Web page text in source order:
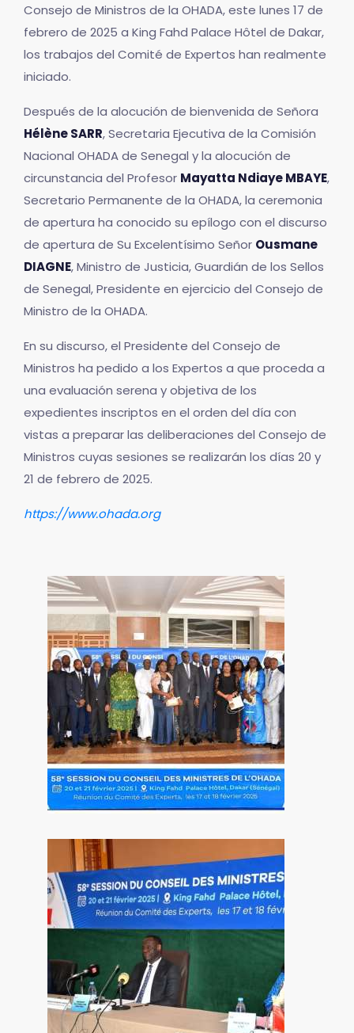
Consejo de Ministros de la OHADA, este lunes 17 de
febrero de 2025 a King Fahd Palace Hôtel de Dakar,
los trabajos del Comité de Expertos han realmente
iniciado.
Después de la alocución de bienvenida de Señora
Hélène SARR, Secretaria Ejecutiva de la Comisión
Nacional OHADA de Senegal y la alocución de
circunstancia del Profesor Mayatta Ndiaye MBAYE,
Secretario Permanente de la OHADA, la ceremonia
de apertura ha conocido su epílogo con el discurso
de apertura de Su Excelentísimo Señor Ousmane
DIAGNE, Ministro de Justicia, Guardián de los Sellos
de Senegal, Presidente en ejercicio del Consejo de
Ministro de la OHADA.
En su discurso, el Presidente del Consejo de
Ministros ha pedido a los Expertos a que proceda a
una evaluación serena y objetiva de los
expedientes inscriptos en el orden del día con
vistas a preparar las deliberaciones del Consejo de
Ministros cuyas sesiones se realizarán los días 20 y
21 de febrero de 2025.
https://www.ohada.org